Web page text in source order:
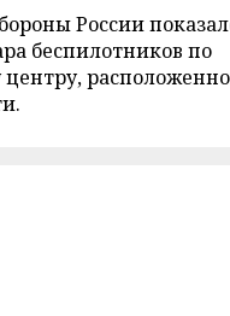
России
беспилотников по